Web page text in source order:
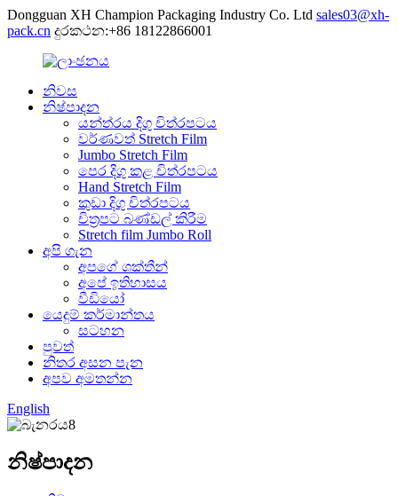
Dongguan XH Champion Packaging Industry Co. Ltd sales03@xh-
pack.cn දුරකථන:+86 18122866001
නිවස
නිෂ්පාදන
යන්ත්රය දිගු චිත්රපටය
වර්ණවත් Stretch Film
Jumbo Stretch Film
පෙර දිගු කළ චිත්රපටය
Hand Stretch Film
කුඩා දිගු චිත්රපටය
චිත්‍රපට බණ්ඩල් කිරීම
Stretch film Jumbo Roll
අපි ගැන
අපගේ ශක්තීන්
අපේ ඉතිහාසය
වීඩියෝ
යෙදුම් කර්මාන්තය
සටහන
පුවත්
නිතර අසන පැන
අපව අමතන්න
English
නිෂ්පාදන